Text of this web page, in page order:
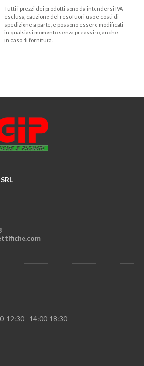
Tutti i prezzi dei prodotti sono da intendersi IVA
esclusa, cauzione del reso fuori uso e costi di
spedizione a parte, e possono essere modificati
in qualsiasi momento senza preavviso, anche
in caso di fornitura.
12:30 - 14:00-18:30